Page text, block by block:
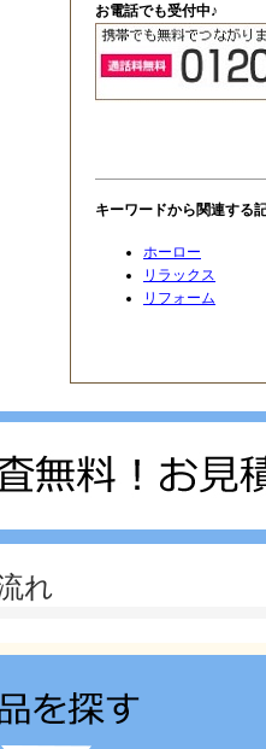
お電話でも受付中♪
キーワードから関連する
ホーロー
リラックス
リフォーム
このページのトップへ
れ